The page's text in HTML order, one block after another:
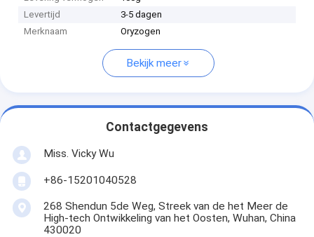
Levertijd
3-5 dagen
Merknaam
Oryzogen
Bekijk meer
Contactgegevens
Miss. Vicky Wu
+86-15201040528
268 Shendun 5de Weg, Streek van de het Meer de
High-tech Ontwikkeling van het Oosten, Wuhan, China
430020